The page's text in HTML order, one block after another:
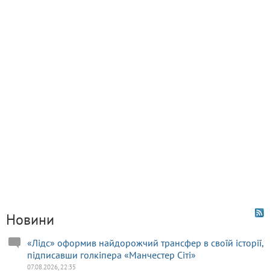
Новини
«Лідс» оформив найдорожчий трансфер в своїй історії,
підписавши голкіпера «Манчестер Сіті»
07.08.2026, 22:35